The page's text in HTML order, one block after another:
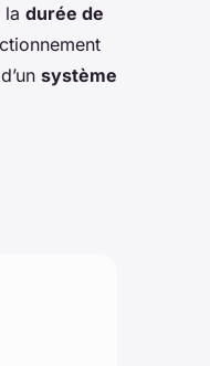
la durée de
système